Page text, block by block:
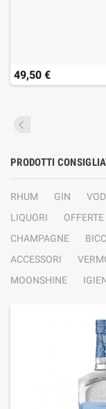
49,50 €
PRODOTTI
RHUM GIN
LIQUORI
OFFERTE
CHAMPAGNE
ACCESSORI
MOONSHINE